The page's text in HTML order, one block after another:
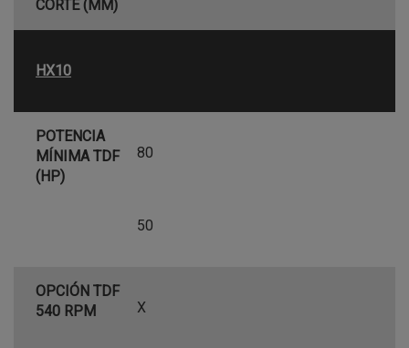
CORTE (MM)
HX10
POTENCIA
MÍNIMA TDF
(HP)
80
50
OPCIÓN TDF
540 RPM
X